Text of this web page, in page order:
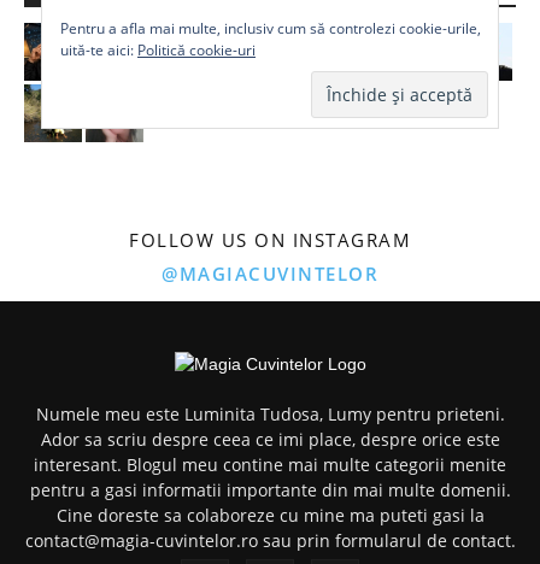
Pentru a afla mai multe, inclusiv cum să controlezi cookie-urile,
uită-te aici: Politică cookie-uri
FOLLOW US ON INSTAGRAM
@MAGIACUVINTELOR
Numele meu este Luminita Tudosa, Lumy pentru prieteni.
Ador sa scriu despre ceea ce imi place, despre orice este
interesant. Blogul meu contine mai multe categorii menite
pentru a gasi informatii importante din mai multe domenii.
Cine doreste sa colaboreze cu mine ma puteti gasi la
contact@magia-cuvintelor.ro sau prin formularul de contact.